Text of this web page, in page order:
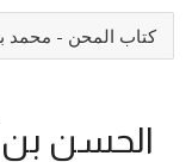
كتاب المحن - محمد
الحسن بن